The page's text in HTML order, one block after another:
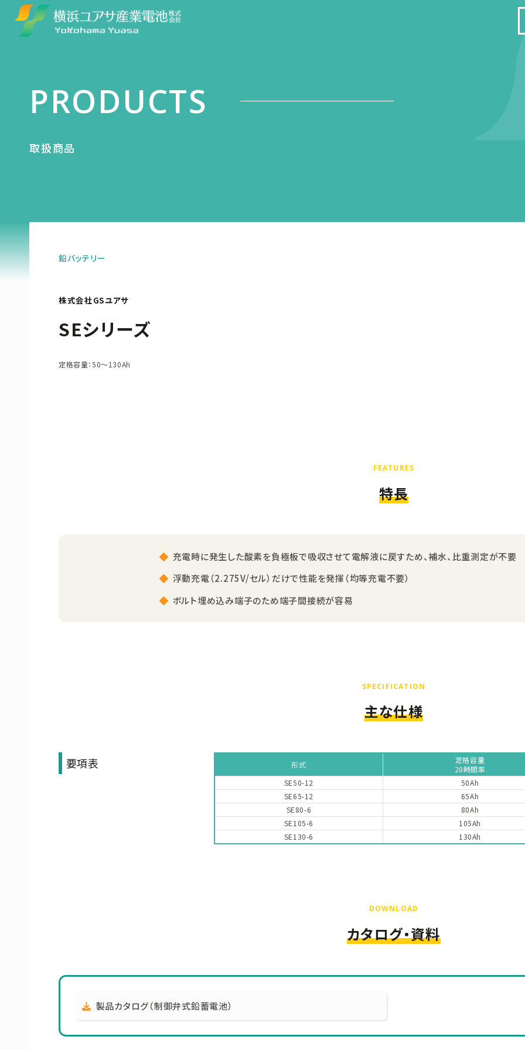
PRODUCTS
取扱商品
鉛バッテリー
株式会社GSユアサ
SEシリーズ
定格容量：50～130Ah
FEATURES
特長
充電時に発生した酸素を負極板で吸収させて電解液に戻すため、補水、比重測定が不要
浮動充電（2.275V/セル）だけで性能を発揮（均等充電不要）
ボルト埋め込み端子のため端子間接続が容易
SPECIFICATION
主な仕様
要項表 形式
定格容量
20時間率
SE50-12
50Ah
SE65-12
65Ah
SE80-6
80Ah
SE105-6
105Ah
SE130-6
130Ah
DOWNLOAD
カタログ・資料
製品カタログ（制御弁式鉛蓄電池）